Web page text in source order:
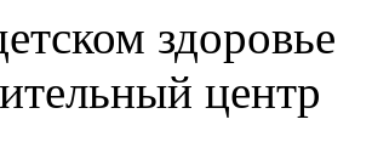
здоровье
центр